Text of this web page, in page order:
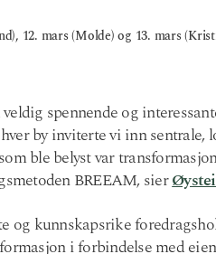
12. mars (Molde) og 13. mars
spennende og
by inviterte vi inn sentrale,
ble belyst var
BREEAM, sier
og kunnskapsrike
i forbindelse med